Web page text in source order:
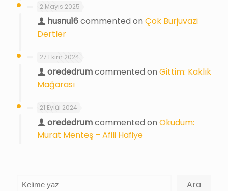
2 Mayıs 2025
husnu16commented on Çok Burjuvazi
Dertler
27 Ekim 2024
orededrumcommented on Gittim: Kaklık
Mağarası
21 Eylül 2024
orededrumcommented on Okudum:
Murat Menteş – Afili Hafiye
Ara Ara